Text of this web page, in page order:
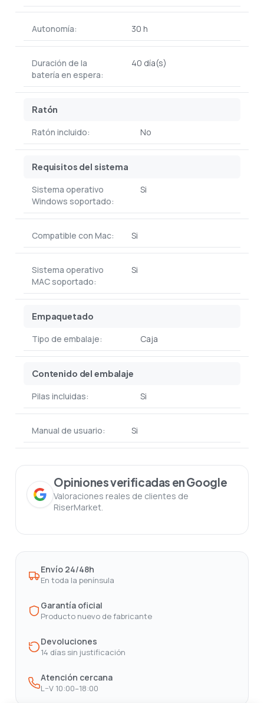
Autonomía: 30 h
Duración de la
batería en espera:
40 día(s)
Ratón
Ratón incluido: No
Requisitos del sistema
Sistema operativo
Windows soportado:
Si
Compatible con Mac: Si
Sistema operativo
MAC soportado:
Si
Empaquetado
Tipo de embalaje: Caja
Contenido del embalaje
Pilas incluidas: Si
Manual de usuario: Si
Opiniones verificadas en Google
Valoraciones reales de clientes de
RiserMarket.
Envío 24/48h
En toda la península
Garantía oficial
Producto nuevo de fabricante
Devoluciones
14 días sin justificación
Atención cercana
L–V 10:00–18:00